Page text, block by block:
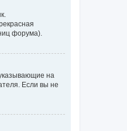
форума).
на
Если вы не